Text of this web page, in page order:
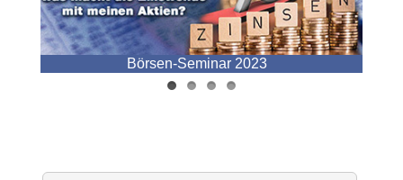
Börsen-Seminar 2023